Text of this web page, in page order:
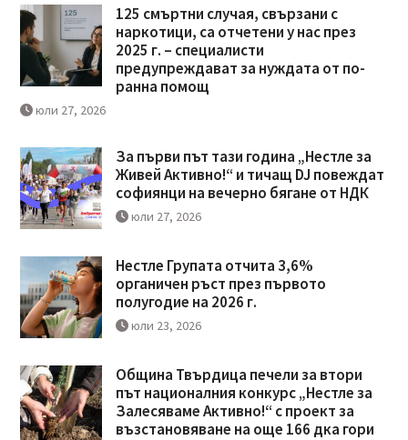
125 смъртни случая, свързани с
наркотици, са отчетени у нас през
2025 г. – специалисти
предупреждават за нуждата от по-
ранна помощ
юли 27, 2026
За първи път тази година „Нестле за
Живей Активно!“ и тичащ DJ повеждат
софиянци на вечерно бягане от НДК
юли 27, 2026
Нестле Групата отчита 3,6%
органичен ръст през първото
полугодие на 2026 г.
юли 23, 2026
Община Твърдица печели за втори
път националния конкурс „Нестле за
Залесяваме Активно!“ с проект за
възстановяване на още 166 дка гори